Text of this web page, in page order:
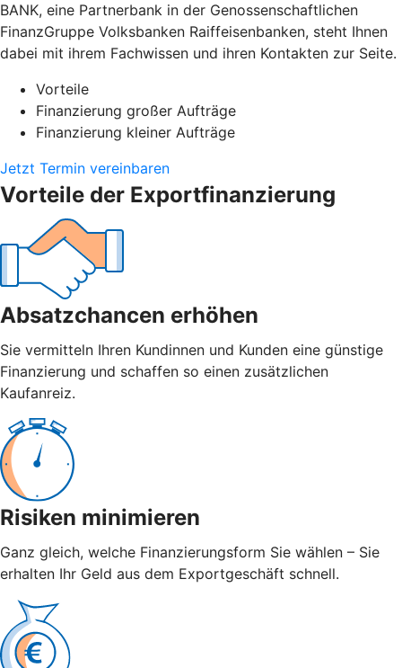
BANK, eine Partnerbank in der Genossenschaftlichen
FinanzGruppe Volksbanken Raiffeisenbanken, steht Ihnen
dabei mit ihrem Fachwissen und ihren Kontakten zur Seite.
Vorteile
Finanzierung großer Aufträge
Finanzierung kleiner Aufträge
Jetzt Termin vereinbaren
Vorteile der Exportfinanzierung
Absatzchancen erhöhen
Sie vermitteln Ihren Kundinnen und Kunden eine günstige
Finanzierung und schaffen so einen zusätzlichen
Kaufanreiz.
Risiken minimieren
Ganz gleich, welche Finanzierungsform Sie wählen – Sie
erhalten Ihr Geld aus dem Exportgeschäft schnell.